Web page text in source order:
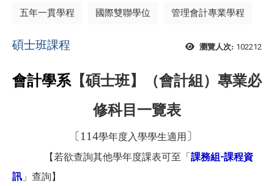
五年一貫學程 國際雙聯學位 管理會計專業學程
瀏覽人次: 102212
碩士班課程
會計學系 【碩士班】（會計組）專業必
修科目一覽表
〔114學年度入學學生適用 〕
【若欲查詢其他學年度課表可至「課務組-課程資
訊 」查詢】